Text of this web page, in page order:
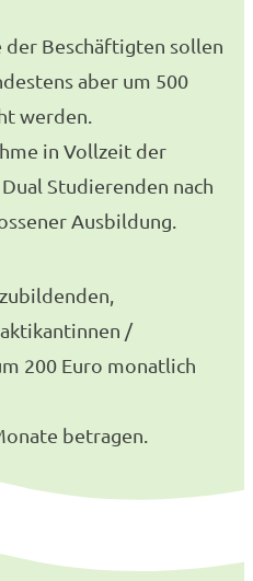
Beschäftigten sollen
aber um 500
werden.
in Vollzeit der
Studierenden nach
Ausbildung.
/
200 Euro monatlich
betragen.